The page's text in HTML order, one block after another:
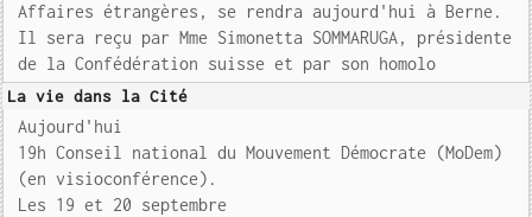
Affaires étrangères, se rendra aujourd'hui à Berne.
Il sera reçu par Mme Simonetta SOMMARUGA, présidente
de la Confédération suisse et par son homolo
La vie dans la Cité
Aujourd'hui
19h Conseil national du Mouvement Démocrate (MoDem)
(en visioconférence).
Les 19 et 20 septembre